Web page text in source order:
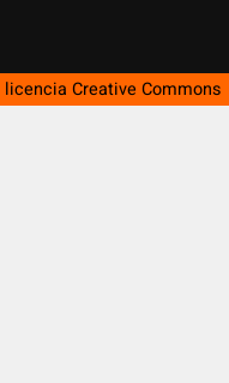
licencia Creative Commons